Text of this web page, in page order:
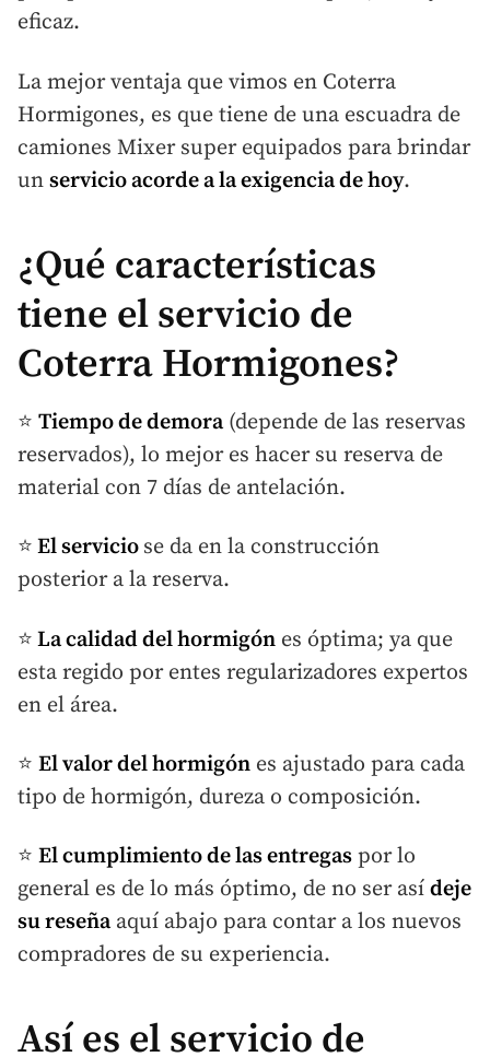
eficaz.
La mejor ventaja que vimos en Coterra
Hormigones, es que tiene de una escuadra de
camiones Mixer super equipados para brindar
un servicio acorde a la exigencia de hoy.
¿Qué características
tiene el servicio de
Coterra Hormigones?
⭐ Tiempo de demora (depende de las reservas
reservados), lo mejor es hacer su reserva de
material con 7 días de antelación.
⭐ El servicio se da en la construcción
posterior a la reserva.
⭐ La calidad del hormigón es óptima; ya que
esta regido por entes regularizadores expertos
en el área.
⭐ El valor del hormigón es ajustado para cada
tipo de hormigón, dureza o composición.
⭐ El cumplimiento de las entregas por lo
general es de lo más óptimo, de no ser así deje
su reseña aquí abajo para contar a los nuevos
compradores de su experiencia.
Así es el servicio de